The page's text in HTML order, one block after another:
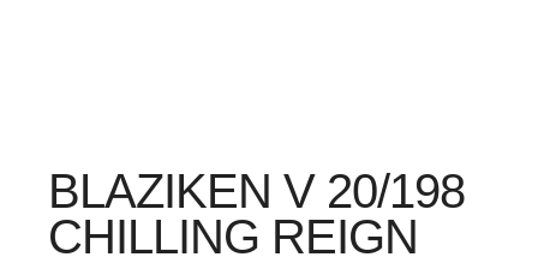
BLAZIKEN V 20/198
CHILLING REIGN